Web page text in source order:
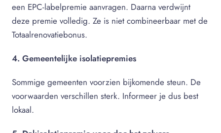
een EPC-labelpremie aanvragen. Daarna verdwijnt
deze premie volledig. Ze is niet combineerbaar met de
Totaalrenovatiebonus.
4. Gemeentelijke isolatiepremies
Sommige gemeenten voorzien bijkomende steun. De
voorwaarden verschillen sterk. Informeer je dus best
lokaal.